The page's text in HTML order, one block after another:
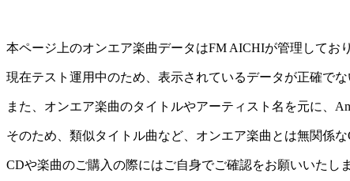
本ページ上のオンエア楽曲データはFM AICHIが管理してお
現在テスト運用中のため、表示されているデータが正確で
また、オンエア楽曲のタイトルやアーティスト名を元に、
そのため、類似タイトル曲など、オンエア楽曲とは無関係
CDや楽曲のご購入の際にはご自身でご確認をお願いいたしま